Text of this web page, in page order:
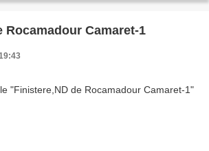
Rocamadour Camaret-1